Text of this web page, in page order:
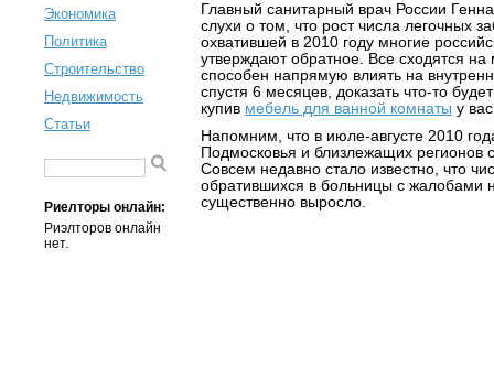
Экономика
Политика
Строительство
Недвижимость
Статьи
Риелторы онлайн:
Риэлторов онлайн
нет.
Главный санитарный врач России
слухи о том, что рост числа легочных
охватившей в 2010 году многие
утверждают обратное. Все сходятся
способен напрямую влиять на
спустя 6 месяцев, доказать что-то
купив мебель для ванной комнаты у
Напомним, что в июле-августе 2010
Подмосковья и близлежащих регионов
Совсем недавно стало известно, что
обратившихся в больницы с жалобами
существенно выросло.